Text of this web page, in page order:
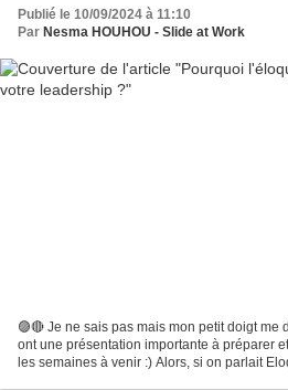
Publié le 10/09/2024 à 11:10
Par Nesma HOUHOU - Slide at Work
🟣🔴 Je ne sais pas mais mon petit doigt me
ont une présentation importante à préparer
les semaines à venir :) Alors, si on parlait